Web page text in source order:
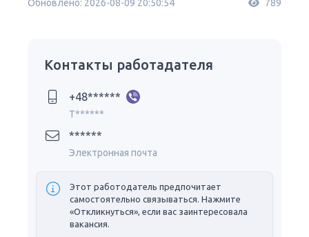
Обновлено: 2026-08-09 20:50:54 789
Контакты работадателя
+48******
T******
******
Электронная почта
Этот работодатель предпочитает
самостоятельно связываться. Нажмите
«Откликнуться», если вас заинтересовала
вакансия.